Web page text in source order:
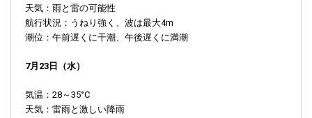
天気：雨と雷の可能性
航行状況：うねり強く、波は最大4m
潮位：午前遅くに干潮、午後遅くに満潮
7月23日（水）
気温：28～35°C
天気：雷雨と激しい降雨